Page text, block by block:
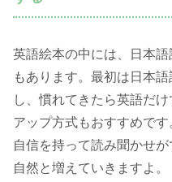
英語絵本の中には、日本
もあります。最初は日本
し、慣れてきたら英語だ
アップ方式もおすすめで
自信を持って読み聞かせ
自然と増えていきますよ。